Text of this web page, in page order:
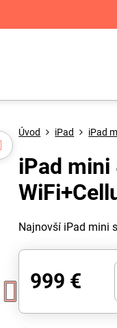
Úvod iPad iPad
iPad mini
Najnovší iPad mini
999 €